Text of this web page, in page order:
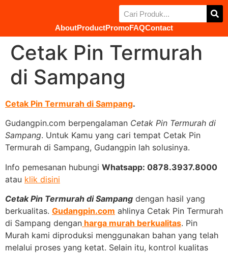
AboutProductPromoFAQContact
Cetak Pin Termurah
di Sampang
Cetak Pin Termurah di Sampang.
Gudangpin.com berpengalaman Cetak Pin Termurah di
Sampang. Untuk Kamu yang cari tempat Cetak Pin
Termurah di Sampang, Gudangpin lah solusinya.
Info pemesanan hubungi Whatsapp: 0878.3937.8000
atau klik disini
Cetak Pin Termurah di Sampang dengan hasil yang
berkualitas. Gudangpin.com ahlinya Cetak Pin Termurah
di Sampang dengan harga murah berkualitas. Pin
Murah kami diproduksi menggunakan bahan yang telah
melalui proses yang ketat. Selain itu, kontrol kualitas